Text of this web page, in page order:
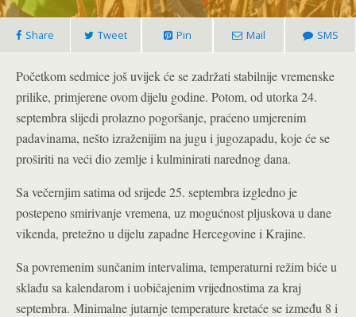
Share Tweet Pin Mail SMS
Početkom sedmice još uvijek će se zadržati stabilnije vremenske
prilike, primjerene ovom dijelu godine. Potom, od utorka 24.
septembra slijedi prolazno pogoršanje, praćeno umjerenim
padavinama, nešto izraženijim na jugu i jugozapadu, koje će se
proširiti na veći dio zemlje i kulminirati narednog dana.
Sa večernjim satima od srijede 25. septembra izgledno je
postepeno smirivanje vremena, uz mogućnost pljuskova u dane
vikenda, pretežno u dijelu zapadne Hercegovine i Krajine.
Sa povremenim sunčanim intervalima, temperaturni režim biće u
skladu sa kalendarom i uobičajenim vrijednostima za kraj
septembra. Minimalne jutarnje temperature kretaće se između 8 i